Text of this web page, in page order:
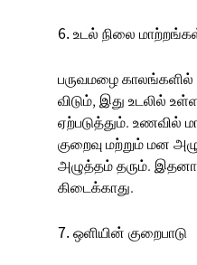
6. உடல் நிலை
பருவமழை காலங்களில்
விடும், இது உடலில்
ஏற்படுத்தும். உணவில்
குறைவு மற்றும் மன
அழுத்தம் தரும்.
கிடைக்காது.
7. ஒளியின் குறைபாடு